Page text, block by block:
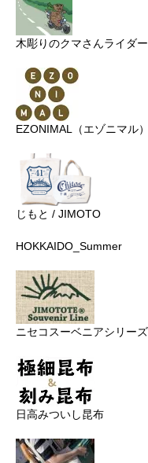
木彫りのクマさんライダー
EZONIMAL（エゾニマル）
じもと / JIMOTO
HOKKAIDO_Summer
ニセコスーベニアシリーズ
日高みついし昆布